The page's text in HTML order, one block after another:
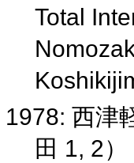
Total
1978: 西津
田 1, 2